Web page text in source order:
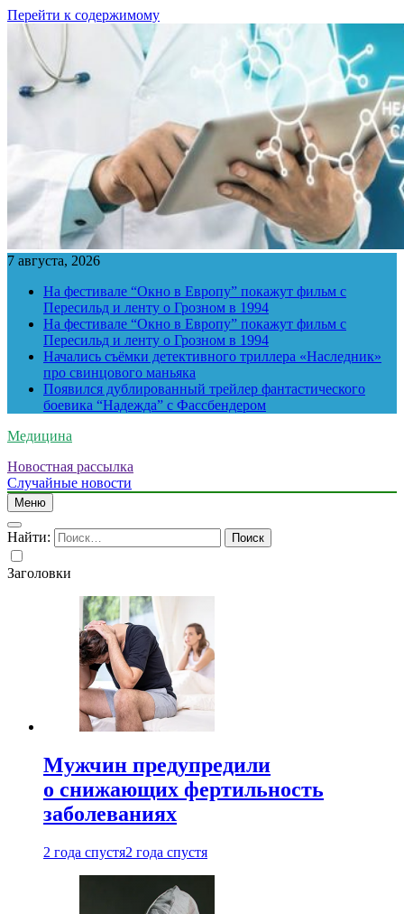
Перейти к содержимому
7 августа, 2026
На фестивале “Окно в Европу” покажут фильм с
Пересильд и ленту о Грозном в 1994
На фестивале “Окно в Европу” покажут фильм с
Пересильд и ленту о Грозном в 1994
Начались съёмки детективного триллера «Наследник»
про свинцового маньяка
Появился дублированный трейлер фантастического
боевика “Надежда” с Фассбендером
Медицина
Новостная рассылка
Случайные новости
Меню
Найти:
Заголовки
Мужчин предупредили
о снижающих фертильность
заболеваниях
2 года спустя2 года спустя